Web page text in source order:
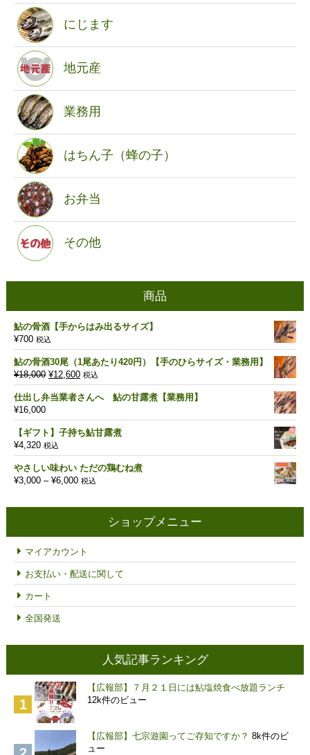
にじます
地元産
業務用
はちん子（蜂の子）
お弁当
その他
商品
鮎の骨酒【手からはみ出るサイズ】
¥700 税込
鮎の骨酒30尾（1尾あたり420円）【手のひらサイズ・業務用】
¥18,000 元
の
価
は
¥18,000
で
し
た。
¥12,600現
在
の
格
は
す。
税込
仕出し弁当業者さんへ 鮎の甘露煮【業務用】
¥16,000
【ギフト】子持ち鮎甘露煮
¥4,320 税込
やさしい味わい ただの鶏むね煮
¥3,000 – ¥6,000価税込
ショップメニュー
マイアカウント
お支払い・配送に関して
カート
全国発送
人気記事ランキング
【広報部】７月２１日には鮎塩焼食べ放題ランチ
12k件のビュー
【広報部】七宗遊園ってご存知ですか？ 8k件のビ
ュー